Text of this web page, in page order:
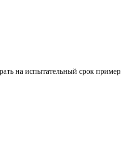
на испытательный срок